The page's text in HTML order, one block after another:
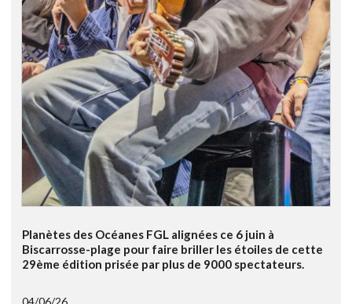
Planètes des Océanes FGL alignées ce 6 juin à
Biscarrosse-plage pour faire briller les étoiles de cette
29ème édition prisée par plus de 9000 spectateurs.
04/06/26